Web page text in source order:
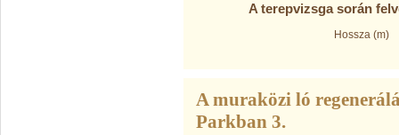
A terepvizsga során
Hossza (m)
A muraközi ló
Parkban 3.